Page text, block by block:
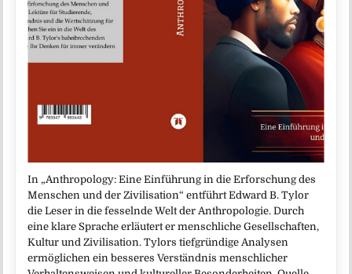
In „Anthropology: Eine Einführung in die Erforschung des
Menschen und der Zivilisation“ entführt Edward B. Tylor
die Leser in die fesselnde Welt der Anthropologie. Durch
eine klare Sprache erläutert er menschliche Gesellschaften,
Kultur und Zivilisation. Tylors tiefgründige Analysen
ermöglichen ein besseres Verständnis menschlicher